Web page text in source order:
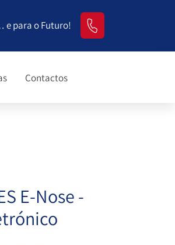
e para o Futuro!
Contactos
E-Nose -